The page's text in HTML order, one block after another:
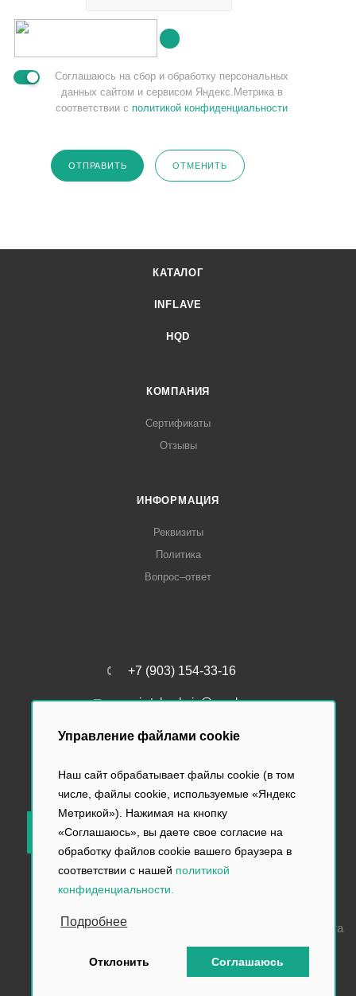
Управление файлами cookie
Наш сайт обрабатывает файлы cookie (в том
числе, файлы cookie, используемые «Яндекс
Метрикой»). Нажимая на кнопку
«Соглашаюсь», вы даете свое согласие на
обработку файлов cookie вашего браузера в
соответствии с нашей политикой
конфиденциальности.
Подробнее
Отклонить Соглашаюсь
Соглашаюсь на сбор и обработку персональных
данных сайтом и сервисом Яндекс.Метрика в
соответствии с политикой конфиденциальности
ОТПРАВИТЬ ОТМЕНИТЬ
КАТАЛОГ
INFLAVE
HQD
КОМПАНИЯ
Сертификаты
Отзывы
ИНФОРМАЦИЯ
Реквизиты
Политика
Вопрос–ответ
+7 (903) 154-33-16
perviy.tabachniy@yandex.ru
ЗАКАЗАТЬ ЗВОНОК
2026 Первый Табачный, продажа электронных сигарет
Разработка и продвижение сайта